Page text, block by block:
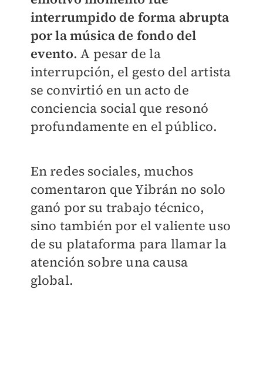
interrumpido de forma abrupta
por la música de fondo del
evento. A pesar de la
interrupción, el gesto del artista
se convirtió en un acto de
conciencia social que resonó
profundamente en el público.
En redes sociales, muchos
comentaron que Yibrán no solo
ganó por su trabajo técnico,
sino también por el valiente uso
de su plataforma para llamar la
atención sobre una causa
global.